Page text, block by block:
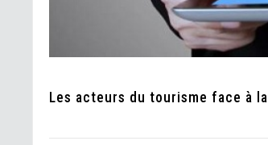
Les acteurs du tourisme face à